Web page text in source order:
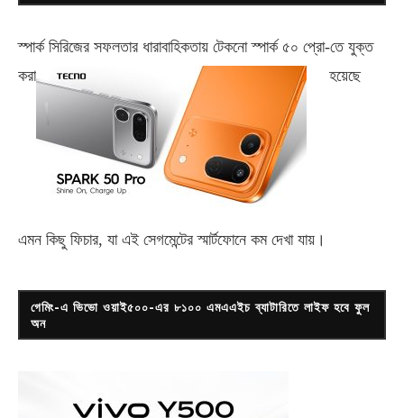
স্পার্ক সিরিজের সফলতার ধারাবাহিকতায় টেকনোস্পার্ক ৫০ প্রো-তে যুক্ত
করা
হয়েছে
এমন কিছু ফিচার, যা এই সেগমেন্টের স্মার্টফোনে কম দেখা যায়।
গেমিং-এ ভিভো ওয়াই৫০০-এর ৮১০০ এমএএইচ ব্যাটারিতে লাইফ হবে ফুল
অন